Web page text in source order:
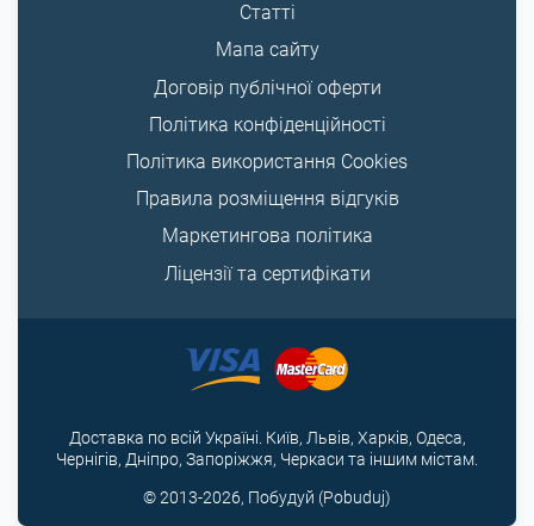
Статті
Мапа сайту
Договір публічної оферти
Політика конфіденційності
Політика використання Cookies
Правила розміщення відгуків
Маркетингова політика
Ліцензії та сертифікати
© 2013-2026, Побудуй (Pobuduj)
Доставка по всій Україні. Київ, Львів, Харків, Одеса,
Чернігів, Дніпро, Запоріжжя, Черкаси та іншим містам.